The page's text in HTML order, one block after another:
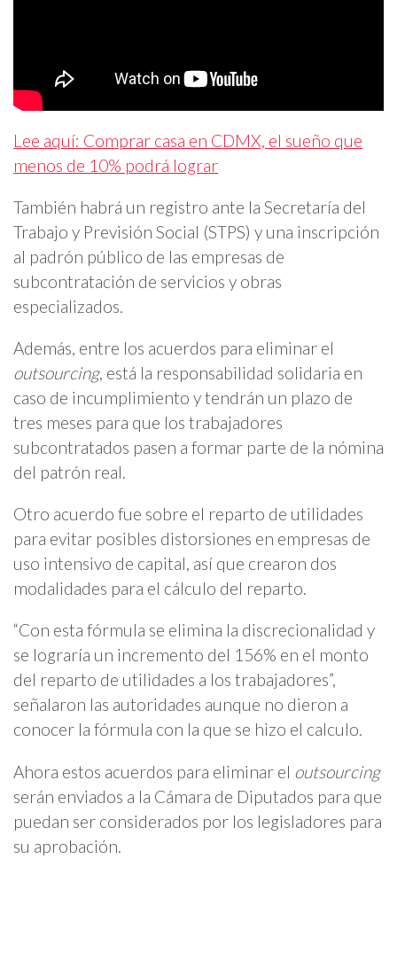
Lee aquí: Comprar casa en CDMX, el sueño que
menos de 10% podrá lograr
También habrá un registro ante la Secretaría del
Trabajo y Previsión Social (STPS) y una inscripción
al padrón público de las empresas de
subcontratación de servicios y obras
especializados.
Además, entre los acuerdos para eliminar el
outsourcing, está la responsabilidad solidaria en
caso de incumplimiento y tendrán un plazo de
tres meses para que los trabajadores
subcontratados pasen a formar parte de la nómina
del patrón real.
Otro acuerdo fue sobre el reparto de utilidades
para evitar posibles distorsiones en empresas de
uso intensivo de capital, así que crearon dos
modalidades para el cálculo del reparto.
“Con esta fórmula se elimina la discrecionalidad y
se lograría un incremento del 156% en el monto
del reparto de utilidades a los trabajadores”,
señalaron las autoridades aunque no dieron a
conocer la fórmula con la que se hizo el calculo.
Ahora estos acuerdos para eliminar el outsourcing
serán enviados a la Cámara de Diputados para que
puedan ser considerados por los legisladores para
su aprobación.